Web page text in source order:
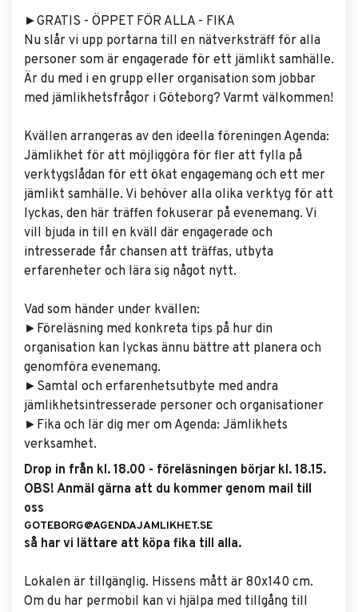
►GRATIS - ÖPPET FÖR ALLA - FIKA
Nu slår vi upp portarna till en nätverksträff för alla
personer som är engagerade för ett jämlikt samhälle.
Är du med i en grupp eller organisation som jobbar
med jämlikhetsfrågor i Göteborg? Varmt välkommen!
Kvällen arrangeras av den ideella föreningen Agenda:
Jämlikhet för att möjliggöra för fler att fylla på
verktygslådan för ett ökat engagemang och ett mer
jämlikt samhälle. Vi behöver alla olika verktyg för att
lyckas, den här träffen fokuserar på evenemang. Vi
vill bjuda in till en kväll där engagerade och
intresserade får chansen att träffas, utbyta
erfarenheter och lära sig något nytt.
Vad som händer under kvällen:
►Föreläsning med konkreta tips på hur din
organisation kan lyckas ännu bättre att planera och
genomföra evenemang.
►Samtal och erfarenhetsutbyte med andra
jämlikhetsintresserade personer och organisationer
►Fika och lär dig mer om Agenda: Jämlikhets
verksamhet.
Drop in från kl. 18.00 - föreläsningen börjar kl. 18.15.
OBS! Anmäl gärna att du kommer genom mail till
oss
GOTEBORG@AGENDAJAMLIKHET.SE
så har vi lättare att köpa fika till alla.
Lokalen är tillgänglig. Hissens mått är 80x140 cm.
Om du har permobil kan vi hjälpa med tillgång till